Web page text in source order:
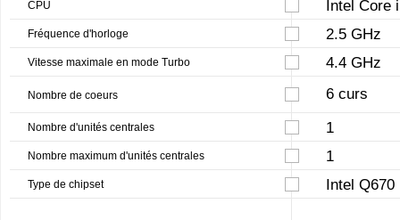
CPU Intel Core
Fréquence d'horloge 2.5 GHz
Vitesse maximale en mode Turbo 4.4 GHz
Nombre de coeurs 6 curs
Nombre d'unités centrales 1
Nombre maximum d'unités centrales 1
Type de chipset Intel Q670